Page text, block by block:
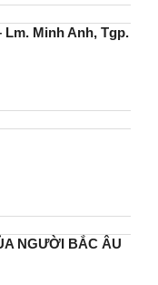
Lm. Minh Anh, Tgp.
NGƯỜI BẮC ÂU